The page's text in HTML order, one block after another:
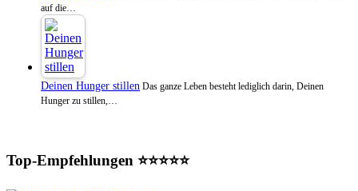
auf die…
Deinen Hunger stillen Das ganze Leben besteht lediglich darin, Deinen
Hunger zu stillen,…
Top-Empfehlungen ⭐⭐⭐⭐⭐